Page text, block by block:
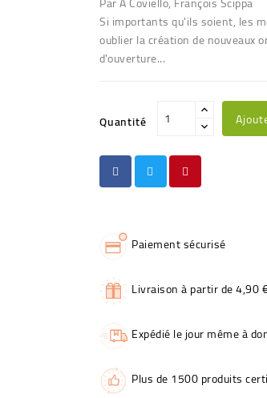
Si importants qu'ils soient, les
oublier la création de nouveaux
d'ouverture...
Quantité
Paiement sécurisé
Livraison à partir de 4,90
Expédié le jour même à
Plus de 1500 produits